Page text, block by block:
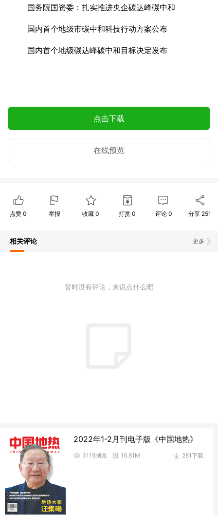
国务院国资委：扎实推进央企碳达峰碳中和
国内首个地级市碳中和科技行动方案公布
国内首个地级碳达峰碳中和目标决定发布
点击下载
在线预览
点赞 0 举报 收藏0 打赏 0 评论 0 分享 251
更多
相关评论
暂时没有评论，来说点什么吧
2022年1-2月刊电子版《中国地热》
281下载
3115浏览 15.81M